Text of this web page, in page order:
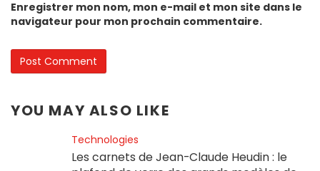
Enregistrer mon nom, mon e-mail et mon site dans le
navigateur pour mon prochain commentaire.
YOU MAY ALSO LIKE
Technologies
Les carnets de Jean-Claude Heudin : le